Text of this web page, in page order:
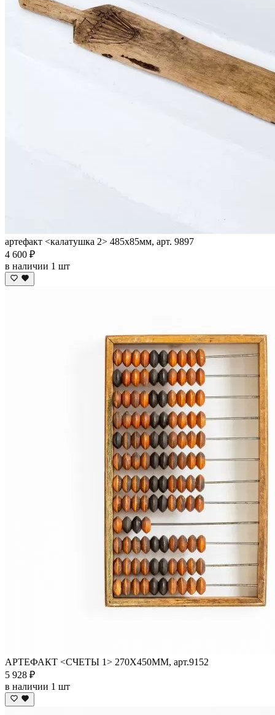
артефакт <калатушка 2> 485х85мм, арт. 9897
4 600 ₽
в наличии 1 шт
АРТЕФАКТ <СЧЕТЫ 1> 270Х450ММ, арт.9152
5 928 ₽
в наличии 1 шт